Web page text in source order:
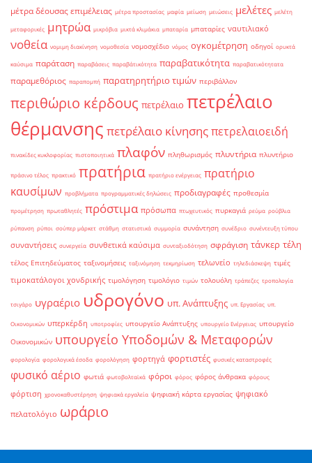
μέτρα δέουσας επιμέλειας μέτρα προστασίας μαφία μείωση μειώσεις μελέτες μελέτη
μεταφορικές μητρώα μικρόβια μικτά κλιμάκια μπαταρία μπαταρίες ναυτιλιακό
νοθεία νομιμη διακίνηση νομοθεσία νομοσχέδιο νόμος ογκομέτρηση οδηγοί ορυκτά
καύσιμα παράταση παραβάσεις παραβάτικότητα παραβατικότητα παραβατικότητατα
παραμεθόριος παραπομπή παρατηρητήριο τιμών περιβάλλον
περιθώριο κέρδους πετρέλαιο πετρέλαιο
θέρμανσης πετρέλαιο κίνησηςπετρελαιοειδή
πινακίδες κυκλοφορίας πιστοποιητικά πλαφόν πληθωρισμός πλυντήρια πλυντήριο
πράσινο τέλος πρακτικό πρατήρια πρατήριο ενέργειας πρατήριο
καυσίμων προβλήματα προγραμματικές δηλώσεις προδιαγραφές προθεσμία
προμέτρηση πρωταθλητές πρόστιμα πρόσωπα πτωχευτικός πυρκαγιά ρεύμα ρούβλια
ρύπανση ρύποι σούπερ μάρκετ στάθμη στατιστικά συμμορία συνάντηση συνέδριο συνέντευξη τύπου
συναντήσεις συνεργεία συνθετικά καύσιμα συνταξιοδότηση σφράγιση τάνκερ τέλη
τέλος Επιτηδεύματος ταξινομήσεις ταξινόμηση τεκμηρίωση τελωνείο τηλεδιάσκεψη τιμές
τιμοκατάλογοι χονδρικής τιμολόγηση τιμολόγιο τιμών τολουόλη τράπεζες τροπολογία
τσιγάρο υγραέριο υδρογόνο υπ. Ανάπτυξης υπ. Εργασίας υπ.
Οικονομικών υπερκέρδη υποτροφίες υπουργείο Ανάπτυξης υπουργείο Ενέργειας υπουργείο
Οικονομικών υπουργείο Υποδομών & Μεταφορών
φορολογία φορολογικά έσοδα φορολόγηση φορτηγά φορτιστές φυσικές καταστροφές
φυσικό αέριο φωτιά φωτοβολταϊκά φόροι φόρος φόρος άνθρακα φόρους
φόρτιση χρονοκαθυστέρηση ψηφιακά εργαλεία ψηφιακή κάρτα εργασίας ψηφιακό
πελατολόγιο ωράριο